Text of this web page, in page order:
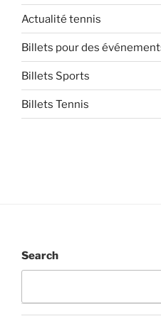
Actualité tennis
Billets pour des
Billets Sports
Billets Tennis
Search